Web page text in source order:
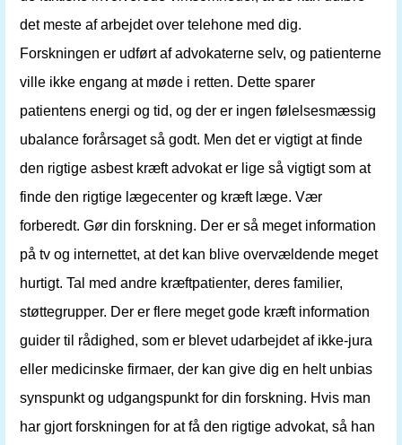
det meste af arbejdet over telehone med dig.
Forskningen er udført af advokaterne selv, og patienterne
ville ikke engang at møde i retten. Dette sparer
patientens energi og tid, og der er ingen følelsesmæssig
ubalance forårsaget så godt. Men det er vigtigt at finde
den rigtige asbest kræft advokat er lige så vigtigt som at
finde den rigtige lægecenter og kræft læge. Vær
forberedt. Gør din forskning. Der er så meget information
på tv og internettet, at det kan blive overvældende meget
hurtigt. Tal med andre kræftpatienter, deres familier,
støttegrupper. Der er flere meget gode kræft information
guider til rådighed, som er blevet udarbejdet af ikke-jura
eller medicinske firmaer, der kan give dig en helt unbias
synspunkt og udgangspunkt for din forskning. Hvis man
har gjort forskningen for at få den rigtige advokat, så han